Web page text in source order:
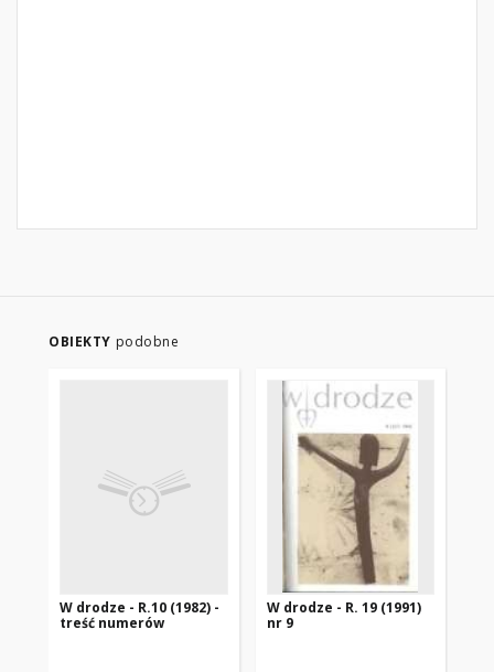
OBIEKTY podobne
W drodze - R.10 (1982) -
treść numerów
W drodze - R. 19 (1991)
nr 9